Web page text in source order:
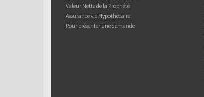
Valeur Nette de la Propriété
Assurance vie Hypothécaire
Pour présenter une demande